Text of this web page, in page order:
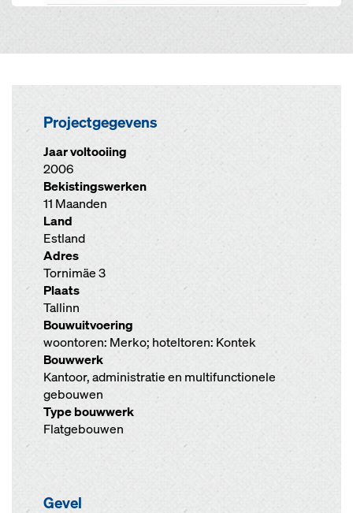
Projectgegevens
Jaar voltooiing
2006
Bekistingswerken
11 Maanden
Land
Estland
Adres
Tornimäe 3
Plaats
Tallinn
Bouwuitvoering
woontoren: Merko; hoteltoren: Kontek
Bouwwerk
Kantoor, administratie en multifunctionele
gebouwen
Type bouwwerk
Flatgebouwen
Gevel